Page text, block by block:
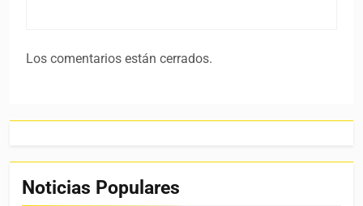
Los comentarios están cerrados.
Noticias Populares